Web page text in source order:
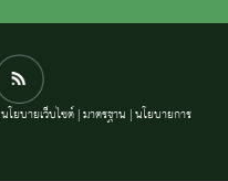
นโยบายเว็บไซต์|มาตรฐาน |นโยบายการ